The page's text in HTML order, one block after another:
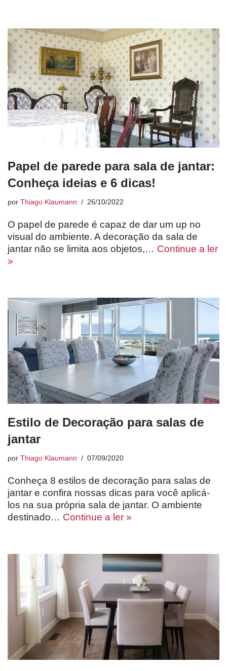
Papel de parede para sala de jantar:
Conheça ideias e 6 dicas!
por Thiago Klaumann 26/10/2022
O papel de parede é capaz de dar um up no
visual do ambiente. A decoração da sala de
jantar não se limita aos objetos,… Continue a ler
»
Estilo de Decoração para salas de
jantar
por Thiago Klaumann 07/09/2020
Conheça 8 estilos de decoração para salas de
jantar e confira nossas dicas para você aplicá-
los na sua própria sala de jantar. O ambiente
destinado… Continue a ler »